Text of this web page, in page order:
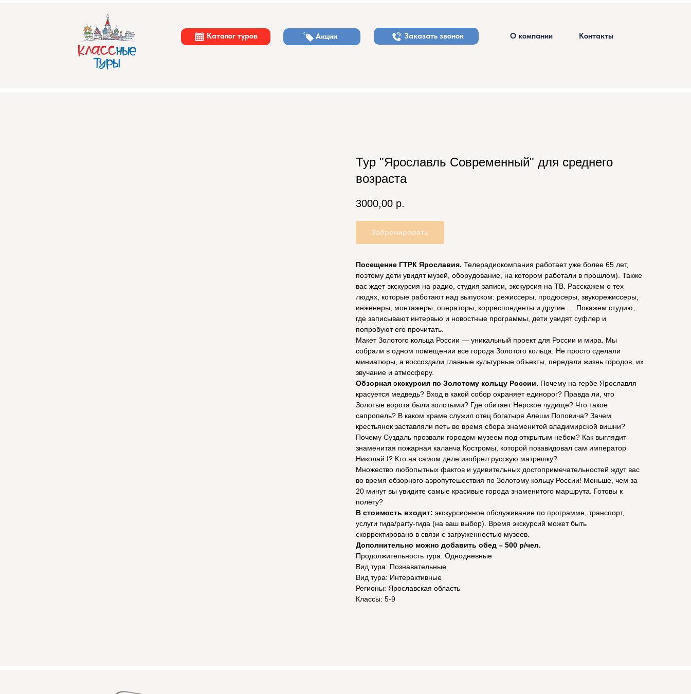
Каталог туров Акции Заказать звонок О компании Контакты
Тур "Ярославль Современный" для среднего
возраста
3000,00 р.
Забронировать
Посещение ГТРК Ярославия. Телерадиокомпания работает уже более 65 лет,
поэтому дети увидят музей, оборудование, на котором работали в прошлом). Также
вас ждет экскурсия на радио, студия записи, экскурсия на ТВ. Расскажем о тех
людях, которые работают над выпуском: режиссеры, продюсеры, звукорежиссеры,
инженеры, монтажеры, операторы, корреспонденты и другие…. Покажем студию,
где записывают интервью и новостные программы, дети увидят суфлер и
попробуют его прочитать.
Макет Золотого кольца России — уникальный проект для России и мира. Мы
собрали в одном помещении все города Золотого кольца. Не просто сделали
миниатюры, а воссоздали главные культурные объекты, передали жизнь городов, их
звучание и атмосферу.
Обзорная экскурсия по Золотому кольцу России. Почему на гербе Ярославля
красуется медведь? Вход в какой собор охраняет единорог? Правда ли, что
Золотые ворота были золотыми? Где обитает Нерское чудище? Что такое
сапропель? В каком храме служил отец богатыря Алеши Поповича? Зачем
крестьянок заставляли петь во время сбора знаменитой владимирской вишни?
Почему Суздаль прозвали городом-музеем под открытым небом? Как выглядит
знаменитая пожарная каланча Костромы, которой позавидовал сам император
Николай I? Кто на самом деле изобрел русскую матрешку?
Множество любопытных фактов и удивительных достопримечательностей ждут вас
во время обзорного аэропутешествия по Золотому кольцу России! Меньше, чем за
20 минут вы увидите самые красивые города знаменитого маршрута. Готовы к
полёту?
В стоимость входит: экскурсионное обслуживание по программе, транспорт,
услуги гида/party-гида (на ваш выбор). Время экскурсий может быть
скорректировано в связи с загруженностью музеев.
Дополнительно можно добавить обед – 500 р/чел.
Продолжительность тура: Однодневные
Вид тура: Познавательные
Вид тура: Интерактивные
Регионы: Ярославская область
Классы: 5-9